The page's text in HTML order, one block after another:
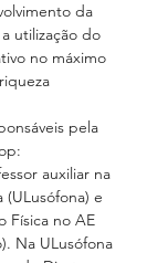
da
utilização do
no máximo
pela
auxiliar na
(ULusófona) e
Física no AE
Na ULusófona